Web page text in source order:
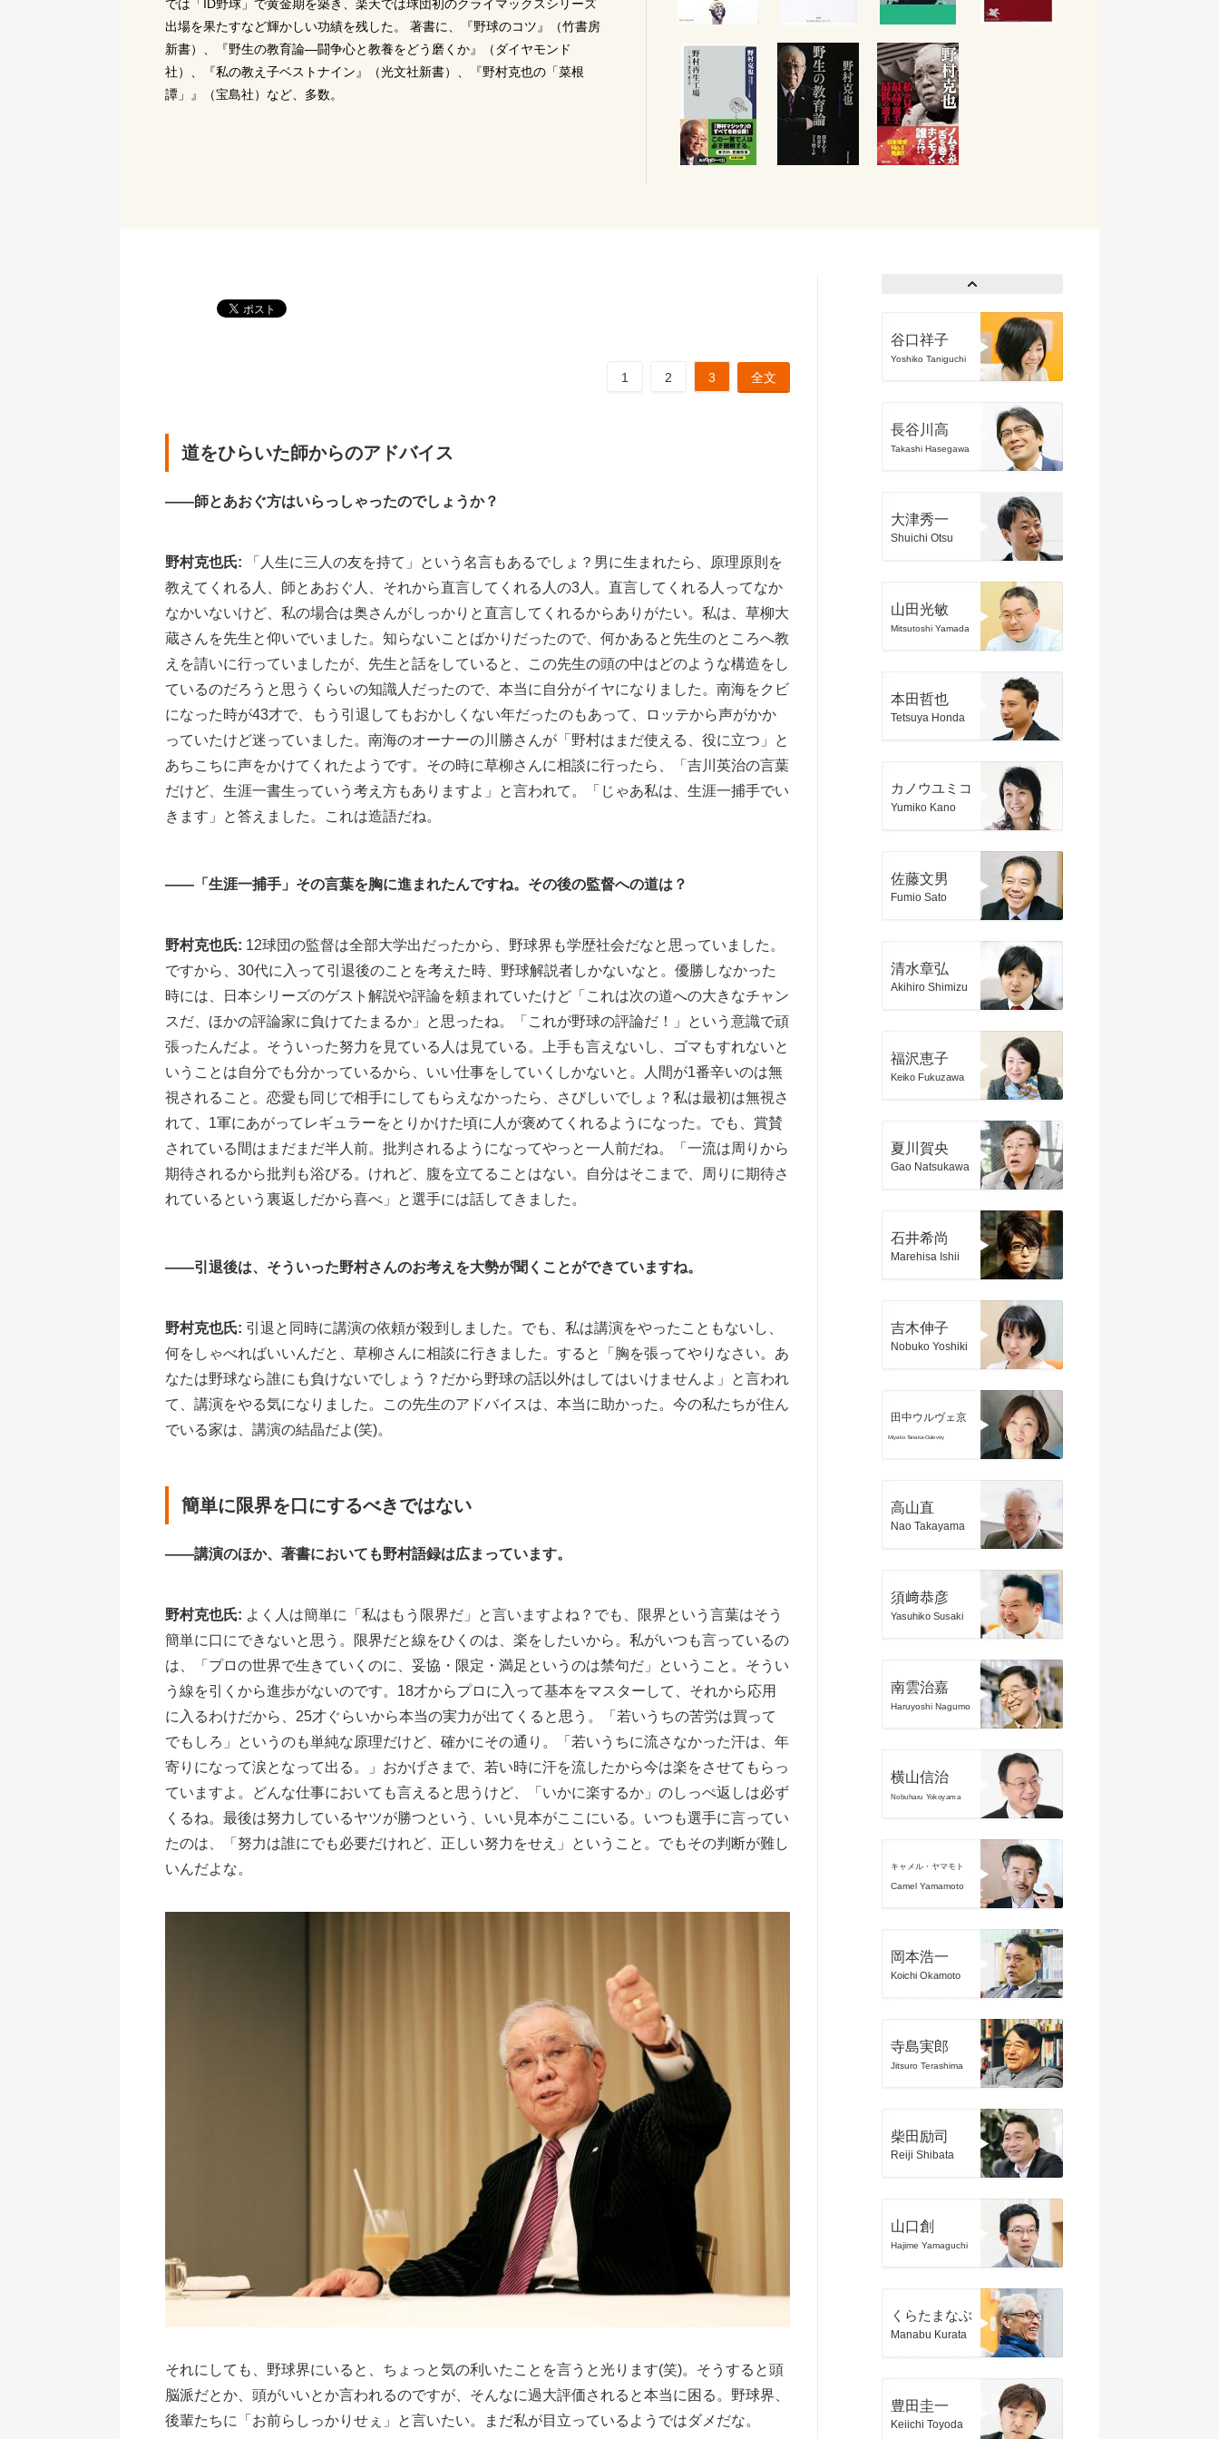
では「ID野球」で黄金期を築き、楽天では球団初のクライマックスシリーズ
出場を果たすなど輝かしい功績を残した。 著書に、『野球のコツ』（竹書房
新書）、『野生の教育論―闘争心と教養をどう磨くか』（ダイヤモンド
社）、『私の教え子ベストナイン』（光文社新書）、『野村克也の「菜根
譚」』（宝島社）など、多数。
1 2 3 全文
道をひらいた師からのアドバイス
――師とあおぐ方はいらっしゃったのでしょうか？
野村克也氏: 「人生に三人の友を持て」という名言もあるでしょ？男に生まれたら、原理原則を
教えてくれる人、師とあおぐ人、それから直言してくれる人の3人。直言してくれる人ってなか
なかいないけど、私の場合は奥さんがしっかりと直言してくれるからありがたい。私は、草柳大
蔵さんを先生と仰いでいました。知らないことばかりだったので、何かあると先生のところへ教
えを請いに行っていましたが、先生と話をしていると、この先生の頭の中はどのような構造をし
ているのだろうと思うくらいの知識人だったので、本当に自分がイヤになりました。南海をクビ
になった時が43才で、もう引退してもおかしくない年だったのもあって、ロッテから声がかか
っていたけど迷っていました。南海のオーナーの川勝さんが「野村はまだ使える、役に立つ」と
あちこちに声をかけてくれたようです。その時に草柳さんに相談に行ったら、「吉川英治の言葉
だけど、生涯一書生っていう考え方もありますよ」と言われて。「じゃあ私は、生涯一捕手でい
きます」と答えました。これは造語だね。
――「生涯一捕手」その言葉を胸に進まれたんですね。その後の監督への道は？
野村克也氏: 12球団の監督は全部大学出だったから、野球界も学歴社会だなと思っていました。
ですから、30代に入って引退後のことを考えた時、野球解説者しかないなと。優勝しなかった
時には、日本シリーズのゲスト解説や評論を頼まれていたけど「これは次の道への大きなチャン
スだ、ほかの評論家に負けてたまるか」と思ったね。「これが野球の評論だ！」という意識で頑
張ったんだよ。そういった努力を見ている人は見ている。上手も言えないし、ゴマもすれないと
いうことは自分でも分かっているから、いい仕事をしていくしかないと。人間が1番辛いのは無
視されること。恋愛も同じで相手にしてもらえなかったら、さびしいでしょ？私は最初は無視さ
れて、1軍にあがってレギュラーをとりかけた頃に人が褒めてくれるようになった。でも、賞賛
されている間はまだまだ半人前。批判されるようになってやっと一人前だね。「一流は周りから
期待されるから批判も浴びる。けれど、腹を立てることはない。自分はそこまで、周りに期待さ
れているという裏返しだから喜べ」と選手には話してきました。
――引退後は、そういった野村さんのお考えを大勢が聞くことができていますね。
野村克也氏: 引退と同時に講演の依頼が殺到しました。でも、私は講演をやったこともないし、
何をしゃべればいいんだと、草柳さんに相談に行きました。すると「胸を張ってやりなさい。あ
なたは野球なら誰にも負けないでしょう？だから野球の話以外はしてはいけませんよ」と言われ
て、講演をやる気になりました。この先生のアドバイスは、本当に助かった。今の私たちが住ん
でいる家は、講演の結晶だよ(笑)。
簡単に限界を口にするべきではない
――講演のほか、著書においても野村語録は広まっています。
野村克也氏: よく人は簡単に「私はもう限界だ」と言いますよね？でも、限界という言葉はそう
簡単に口にできないと思う。限界だと線をひくのは、楽をしたいから。私がいつも言っているの
は、「プロの世界で生きていくのに、妥協・限定・満足というのは禁句だ」ということ。そうい
う線を引くから進歩がないのです。18才からプロに入って基本をマスターして、それから応用
に入るわけだから、25才ぐらいから本当の実力が出てくると思う。「若いうちの苦労は買って
でもしろ」というのも単純な原理だけど、確かにその通り。「若いうちに流さなかった汗は、年
寄りになって涙となって出る。」おかげさまで、若い時に汗を流したから今は楽をさせてもらっ
ていますよ。どんな仕事においても言えると思うけど、「いかに楽するか」のしっぺ返しは必ず
くるね。最後は努力しているヤツが勝つという、いい見本がここにいる。いつも選手に言ってい
たのは、「努力は誰にでも必要だけれど、正しい努力をせえ」ということ。でもその判断が難し
いんだよな。
それにしても、野球界にいると、ちょっと気の利いたことを言うと光ります(笑)。そうすると頭
脳派だとか、頭がいいとか言われるのですが、そんなに過大評価されると本当に困る。野球界、
後輩たちに「お前らしっかりせぇ」と言いたい。まだ私が目立っているようではダメだな。
谷口祥子
Yoshiko Taniguchi
長谷川高
Takashi Hasegawa
大津秀一
Shuichi Otsu
山田光敏
Mitsutoshi Yamada
本田哲也
Tetsuya Honda
カノウユミコ
Yumiko Kano
佐藤文男
Fumio Sato
清水章弘
Akihiro Shimizu
福沢恵子
Keiko Fukuzawa
夏川賀央
Gao Natsukawa
石井希尚
Marehisa Ishii
吉木伸子
Nobuko Yoshiki
田中ウルヴェ京
Miyako Tanaka-Oulevey
高山直
Nao Takayama
須﨑恭彦
Yasuhiko Susaki
南雲治嘉
Haruyoshi Nagumo
横山信治
Nobuharu Yokoyama
キャメル・ヤマモト
Camel Yamamoto
岡本浩一
Koichi Okamoto
寺島実郎
Jitsuro Terashima
柴田励司
Reiji Shibata
山口創
Hajime Yamaguchi
くらたまなぶ
Manabu Kurata
豊田圭一
Keiichi Toyoda